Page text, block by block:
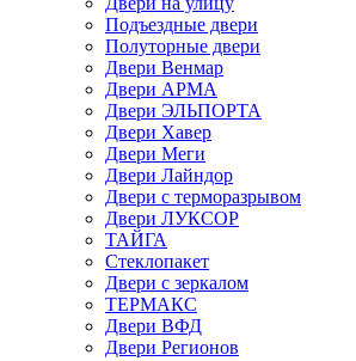
Подъездные двери
Полуторные двери
Двери Венмар
Двери АРМА
Двери ЭЛЬПОРТА
Двери Хавер
Двери Меги
Двери Лайндор
Двери с терморазрывом
Двери ЛУКСОР
ТАЙГА
Стеклопакет
Двери с зеркалом
ТЕРМАКС
Двери ВФД
Двери Регионов